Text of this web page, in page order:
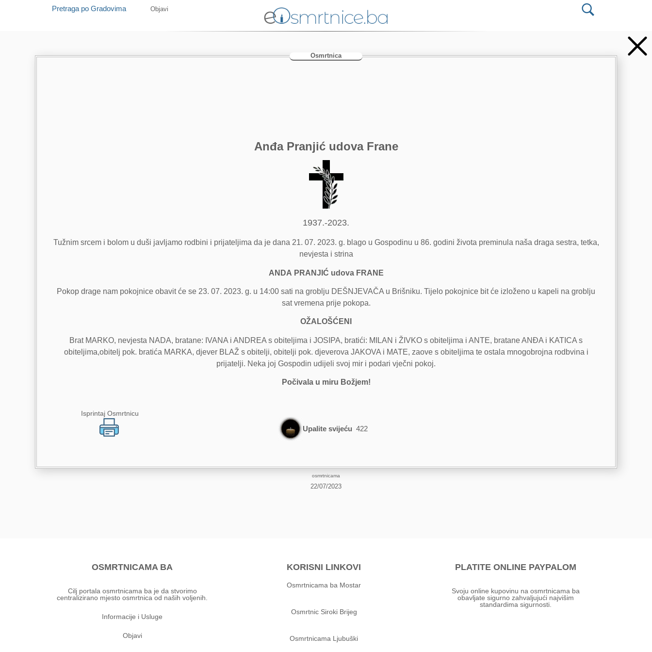
Pretraga po Gradovima Objavi
Osmrtnica
Anđa Pranjić udova Frane
1937.-2023.
Tužnim srcem i bolom u duši javljamo rodbini i prijateljima da je dana 21. 07. 2023. g. blago u Gospodinu u 86. godini života preminula naša draga sestra, tetka,
nevjesta i strina
ANDA PRANJIĆ udova FRANE
Pokop drage nam pokojnice obavit će se 23. 07. 2023. g. u 14:00 sati na groblju DEŠNJEVAČA u Brišniku. Tijelo pokojnice bit će izloženo u kapeli na groblju
sat vremena prije pokopa.
OŽALOŠĆENI
Brat MARKO, nevjesta NADA, bratane: IVANA i ANDREA s obiteljima i JOSIPA, bratići: MILAN i ŽIVKO s obiteljima i ANTE, bratane ANĐA i KATICA s
obiteljima,obitelj pok. bratića MARKA, djever BLAŽ s obitelji, obitelji pok. djeverova JAKOVA i MATE, zaove s obiteljima te ostala mnogobrojna rodbvina i
prijatelji. Neka joj Gospodin udijeli svoj mir i podari vječni pokoj.
Počivala u miru Božjem!
Isprintaj Osmrtnicu
Upalite svijeću 422
osmrtnicama
22/07/2023
OSMRTNICAMA BA
Cilj portala osmrtnicama ba je da stvorimo
centralizirano mjesto osmrtnica od naših voljenih.
Informacije i Usluge
Objavi
KORISNI LINKOVI
Osmrtnicama ba Mostar
Osmrtnic Siroki Brijeg
Osmrtnicama Ljubuški
PLATITE ONLINE PAYPALOM
Svoju online kupovinu na osmrtnicama ba
obavljate sigurno zahvaljujući najvišim
standardima sigurnosti.